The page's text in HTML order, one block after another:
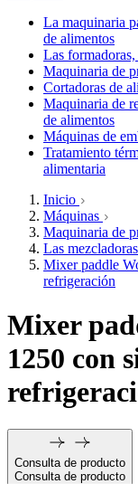
La maquinaria
de alimentos
Las
Maquinaria de
Cortadoras de
Maquinaria de
de alimentos
Máquinas de
Tratamiento
alimentaria
Inicio
Máquinas
Maquinaria de
Las
Mixer paddle
refrigeración
Mixer
1250 con
Consulta de producto
Consulta de producto